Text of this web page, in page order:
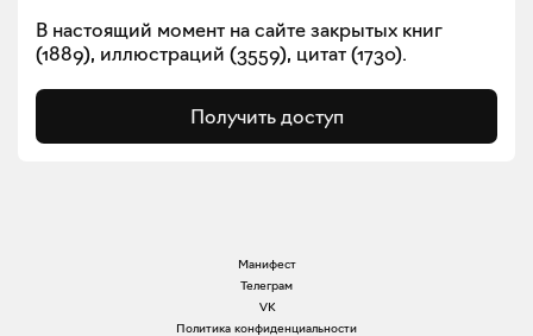
В настоящий момент на сайте закрытых книг
(1889), иллюстраций (3559), цитат (1730).
Получить доступ
Манифест
Телеграм
VK
Политика конфиденциальности